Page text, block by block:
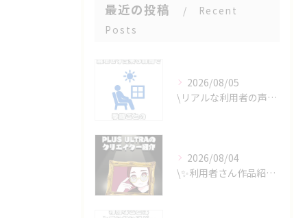
最近の投稿
Recent
Posts
2026/08/05
\リアルな利用者の声📣/
2026/08/04
\✨利用者さん作品紹介✨/